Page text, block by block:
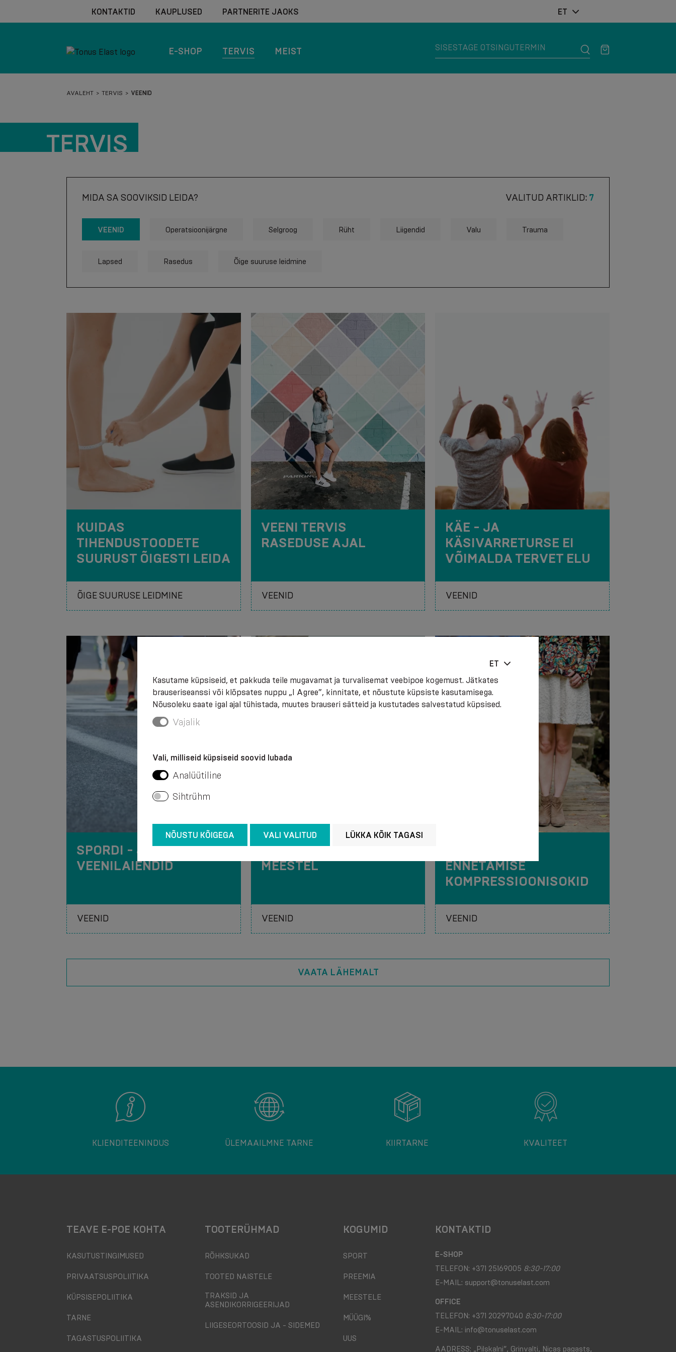
KONTAKTID KAUPLUSED PARTNERITE JAOKS ET
E-SHOP TERVIS MEIST
AVALEHT TERVIS VEENID
TERVIS
MIDA SA SOOVIKSID LEIDA? VALITUD ARTIKLID: 7
VEENID Operatsioonijärgne Selgroog Rüht Liigendid Valu Trauma
Lapsed Rasedus Õige suuruse leidmine
KUIDAS
TIHENDUSTOODETE
SUURUST ÕIGESTI LEIDA
VEENI TERVIS
RASEDUSE AJAL
KÄE - JA
KÄSIVARRETURSE EI
VÕIMALDA TERVET ELU
SPORDI - JA
VEENILAIENDID
VEENILAIENDID
MEESTEL
ENNETAMISE
KOMPRESSIOONISOKID
VAATA LÄHEMALT
KLIENDITEENINDUS ÜLEMAAILMNE TARNE KIIRTARNE KVALITEET
TEAVE E-POE KOHTA
KASUTUSTINGIMUSED
PRIVAATSUSPOLIITIKA
KÜPSISEPOLIITIKA
TARNE
TAGASTUSPOLIITIKA
TOOTERÜHMAD
RÕHKSUKAD
TOOTED NAISTELE
TRAKSID JA
ASENDIKORRIGEERIJAD
LIIGESEORTOOSID JA - SIDEMED
KOGUMID
SPORT
PREEMIA
MEESTELE
MÜÜGI%
UUS
KONTAKTID
E-SHOP
TELEFON: +371 25169005 8:30-17:00
E-MAIL: support@tonuselast.com
OFFICE
TELEFON: +371 20297040 8:30-17:00
E-MAIL: info@tonuselast.com
AADRESS: „Pilskalni”, Grinvalti, Nicas pagasts,
ET
Kasutame küpsiseid, et pakkuda teile mugavamat ja turvalisemat veebipoe kogemust. Jätkates
brauseriseanssi või klõpsates nuppu „I Agree”, kinnitate, et nõustute küpsiste kasutamisega.
Nõusoleku saate igal ajal tühistada, muutes brauseri sätteid ja kustutades salvestatud küpsised.
Vajalik
Vali, milliseid küpsiseid soovid lubada
Analüütiline
Sihtrühm
NÕUSTU KÕIGEGA VALI VALITUD LÜKKA KÕIK TAGASI